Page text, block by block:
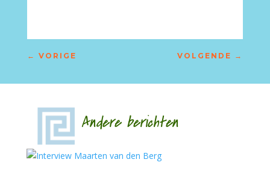
← VORIGE VOLGENDE →
Andere berichten